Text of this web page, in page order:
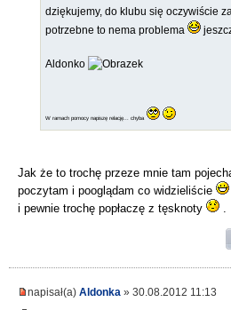
dziękujemy, do klubu się oczywiście
potrzebne to nema problema
Aldonko
W ramach pomocy napiszę relację... chyba
Jak że to trochę przeze mnie tam
poczytam i pooglądam co widzieliście
i pewnie trochę popłaczę z tęsknoty
.
napisał(a) Aldonka » 30.08.2012 11:13